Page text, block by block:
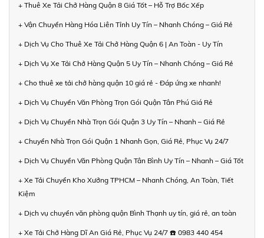
+ Thuê Xe Tải Chở Hàng Quận 8 Giá Tốt – Hỗ Trợ Bốc Xếp
+ Vận Chuyển Hàng Hóa Liên Tỉnh Uy Tín – Nhanh Chóng – Giá Rẻ
+ Dịch Vụ Cho Thuê Xe Tải Chở Hàng Quận 6 | An Toàn - Uy Tín
+ Dịch Vụ Xe Tải Chở Hàng Quận 5 Uy Tín – Nhanh Chóng – Giá Rẻ
+ Cho thuê xe tải chở hàng quận 10 giá rẻ - Đáp ứng xe nhanh!
+ Dịch Vụ Chuyển Văn Phòng Trọn Gói Quận Tân Phú Giá Rẻ
+ Dịch Vụ Chuyển Nhà Trọn Gói Quận 3 Uy Tín – Nhanh – Giá Rẻ
+ Chuyển Nhà Trọn Gói Quận 1 Nhanh Gọn, Giá Rẻ, Phục Vụ 24/7
+ Dịch Vụ Chuyển Văn Phòng Quận Tân Bình Uy Tín – Nhanh – Giá Tốt
+ Xe Tải Chuyển Kho Xưởng TPHCM – Nhanh Chóng, An Toàn, Tiết
Kiệm
+ Dịch vụ chuyển văn phòng quận Bình Thạnh uy tín, giá rẻ, an toàn
+ Xe Tải Chở Hàng Dĩ An Giá Rẻ, Phục Vụ 24/7 ☎️ 0983 440 454